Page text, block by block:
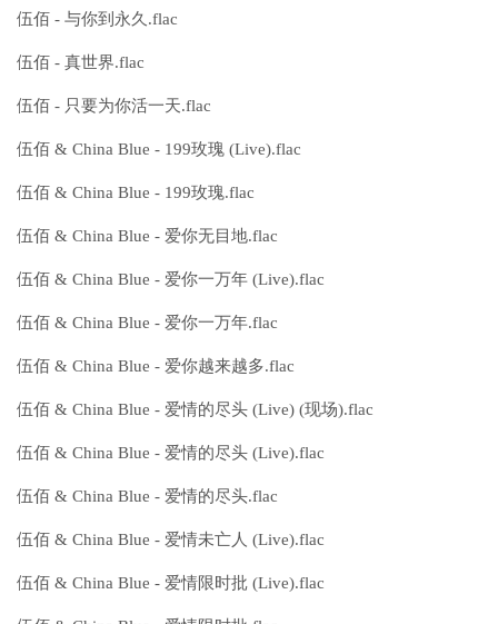
伍佰 - 与你到永久.flac
伍佰 - 真世界.flac
伍佰 - 只要为你活一天.flac
伍佰 & China Blue - 199玫瑰 (Live).flac
伍佰 & China Blue - 199玫瑰.flac
伍佰 & China Blue - 爱你无目地.flac
伍佰 & China Blue - 爱你一万年 (Live).flac
伍佰 & China Blue - 爱你一万年.flac
伍佰 & China Blue - 爱你越来越多.flac
伍佰 & China Blue - 爱情的尽头 (Live) (现场).flac
伍佰 & China Blue - 爱情的尽头 (Live).flac
伍佰 & China Blue - 爱情的尽头.flac
伍佰 & China Blue - 爱情未亡人 (Live).flac
伍佰 & China Blue - 爱情限时批 (Live).flac